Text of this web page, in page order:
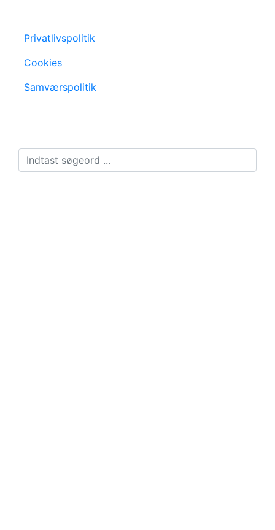
Privatlivspolitik
Cookies
Samværspolitik